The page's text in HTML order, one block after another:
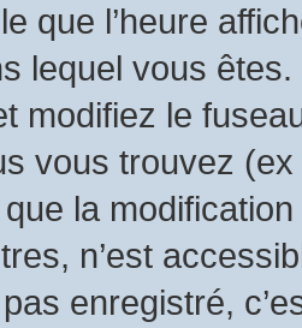
que l’heure
lequel vous
modifiez le
vous trouvez
la
n’est
enregistré,